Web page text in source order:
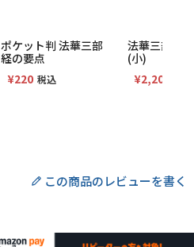
ポケット判 法華三部
経の要点
¥220 税込
法華三部経
(小)
¥2,200